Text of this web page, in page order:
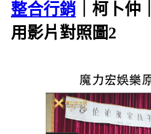
整合行銷 ｜柯卜
用影片對照圖2